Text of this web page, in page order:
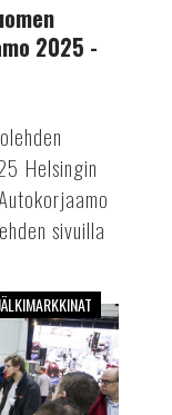
2025 -
Helsingin
sivuilla